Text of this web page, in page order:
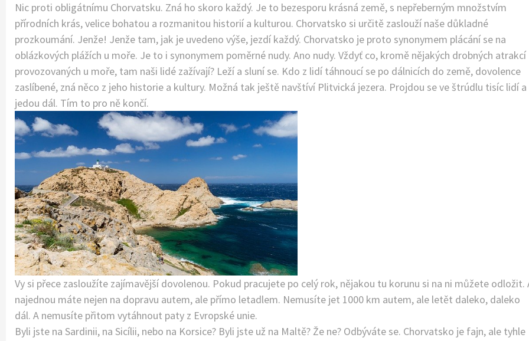
Nic proti obligátnímu Chorvatsku. Zná ho skoro každý. Je to bezesporu krásná země, s nepřeberným množstvím
přírodních krás, velice bohatou a rozmanitou historií a kulturou. Chorvatsko si určitě zaslouží naše důkladné
prozkoumání. Jenže! Jenže tam, jak je uvedeno výše, jezdí každý. Chorvatsko je proto synonymem plácání se na
oblázkových plážích u moře. Je to i synonymem poměrné nudy. Ano nudy. Vždyť co, kromě nějakých drobných atrakcí
provozovaných u moře, tam naši lidé zažívají? Leží a sluní se. Kdo z lidí táhnoucí se po dálnicích do země, dovolence
zaslíbené, zná něco z jeho historie a kultury. Možná tak ještě navštíví Plitvická jezera. Projdou se ve štrúdlu tisíc lidí a
jedou dál. Tím to pro ně končí.
Vy si přece zasloužíte zajímavější dovolenou. Pokud pracujete po celý rok, nějakou tu korunu si na ni můžete odložit.
najednou máte nejen na dopravu autem, ale přímo letadlem. Nemusíte jet 1000 km autem, ale letět daleko, daleko
dál. A nemusíte přitom vytáhnout paty z Evropské unie.
Byli jste na Sardinii, na Sicílii, nebo na Korsice? Byli jste už na Maltě? Že ne? Odbýváte se. Chorvatsko je fajn, ale tyhle